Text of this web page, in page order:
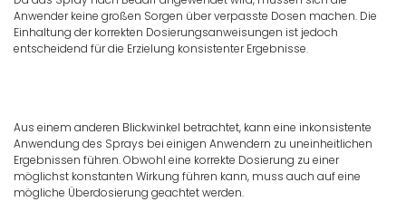
Anwender keine großen Sorgen über verpasste Dosen machen. Die
Einhaltung der korrekten Dosierungsanweisungen ist jedoch
entscheidend für die Erzielung konsistenter Ergebnisse.
Aus einem anderen Blickwinkel betrachtet, kann eine inkonsistente
Anwendung des Sprays bei einigen Anwendern zu uneinheitlichen
Ergebnissen führen. Obwohl eine korrekte Dosierung zu einer
möglichst konstanten Wirkung führen kann, muss auch auf eine
mögliche Überdosierung geachtet werden.